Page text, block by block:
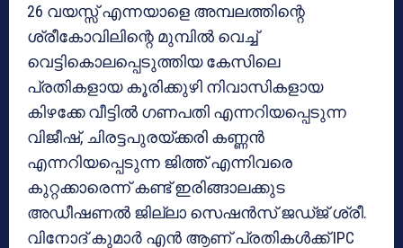
26 വയസ്സ് എന്നയാളെ അമ്പലത്തിന്റെ
ശ്രീകോവിലിന്റെ മുമ്പിൽ വെച്ച്
വെട്ടികൊലപ്പെടുത്തിയ കേസിലെ
പ്രതികളായ കൂരിക്കുഴി നിവാസികളായ
കിഴക്കേ വീട്ടിൽ ഗണപതി എന്നറിയപ്പെടുന്ന
വിജീഷ്, ചിരട്ടപുരയ്ക്കരി കണ്ണൻ
എന്നറിയപ്പെടുന്ന ജിത്ത് എന്നിവരെ
കുറ്റക്കാരെന്ന് കണ്ട് ഇരിങ്ങാലക്കുട
അഡീഷണൽ ജില്ലാ സെഷൻസ് ജഡ്ജ് ശ്രീ.
വിനോദ് കുമാർ എൻ ആണ് പ്രതികൾക്ക് IPC